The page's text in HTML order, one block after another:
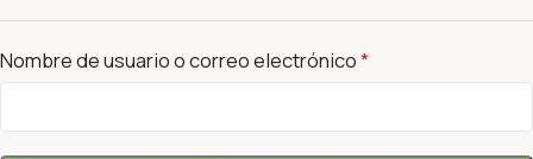
Nombre de usuario o correo electrónico*